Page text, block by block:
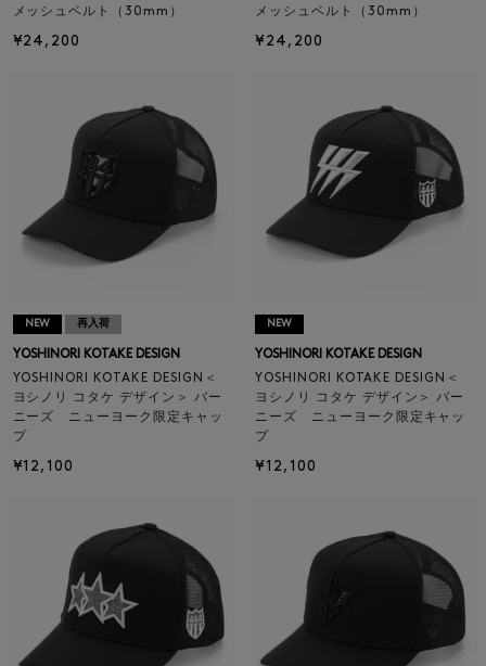
メッシュベルト（30mm）
¥24,200
メッシュベルト（30mm）
¥24,200
NEW 再入荷
YOSHINORI KOTAKE DESIGN
YOSHINORI KOTAKE DESIGN＜
ヨシノリ コタケ デザイン＞ バー
ニーズ ニューヨーク限定キャッ
プ
¥12,100
NEW
YOSHINORI KOTAKE DESIGN
YOSHINORI KOTAKE DESIGN＜
ヨシノリ コタケ デザイン＞ バー
ニーズ ニューヨーク限定キャッ
プ
¥12,100